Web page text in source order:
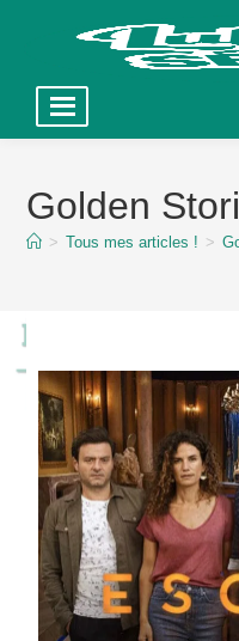
contentGolden
> Tous mes articles ! >